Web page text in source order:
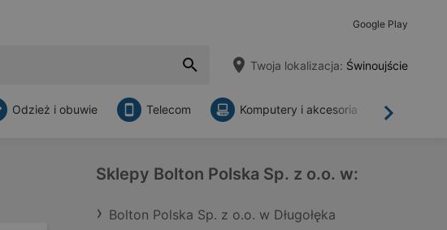
Google Play
Twoja lokalizacja: Świnoujście
Dalej
Odzież i obuwie Telecom Komputery i akcesoria
Sklepy Bolton Polska Sp. z o.o. w:
Bolton Polska Sp. z o.o. w Długołęka